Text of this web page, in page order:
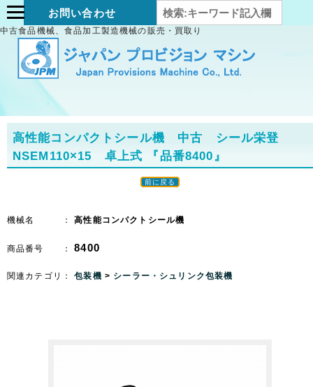
お問い合わせ
中古食品機械、食品加工製造機械の販売・買取り
高性能コンパクトシール機 中古 シール栄登
NSEM110×15 卓上式
『品番8400』
前に戻る
機械名 ：高性能コンパクトシール機
商品番号 ：8400
関連カテゴリ：包装機 > シーラー・シュリンク包装機